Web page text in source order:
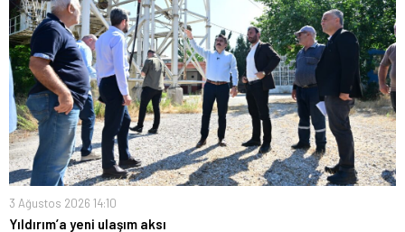
3 Ağustos 2026 14:10
Yıldırım’a yeni ulaşım aksı